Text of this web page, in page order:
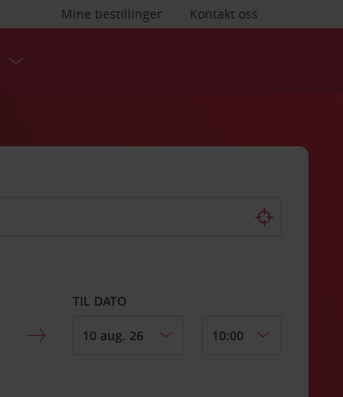
Kontakt oss
Mine bestillinger
TIL DATO